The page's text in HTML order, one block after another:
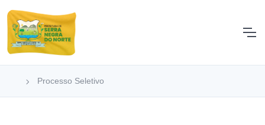
Processo Seletivo